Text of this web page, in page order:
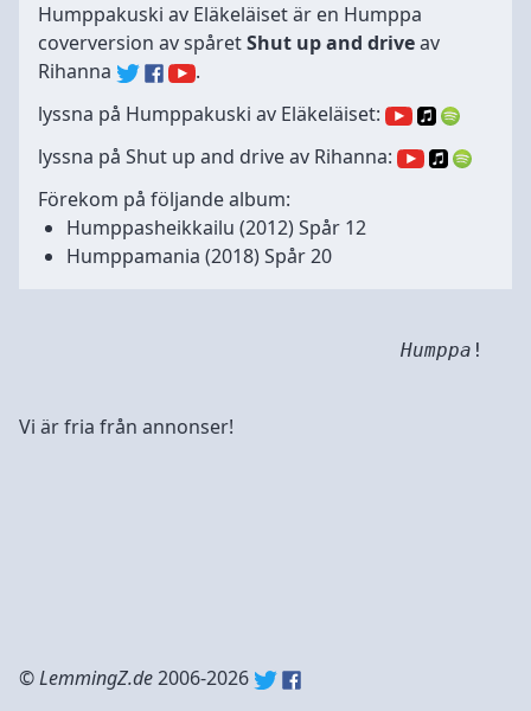
Humppakuski av Eläkeläisetär en Humppa
coverversion av spåretShut up and driveav
Rihanna
.
lyssna på Humppakuski av Eläkeläiset:
lyssna på Shut up and drive av Rihanna:
Förekom på följande album:
Humppasheikkailu (2012) Spår 12
Humppamania (2018) Spår 20
Humppa !
Vi är fria från annonser!
©LemmingZ.de2006-2026